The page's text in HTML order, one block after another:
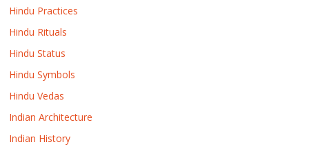
Hindu Practices
Hindu Rituals
Hindu Status
Hindu Symbols
Hindu Vedas
Indian Architecture
Indian History